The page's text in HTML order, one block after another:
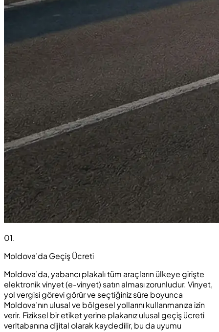
01.
Moldova’da Geçiş Ücreti
Moldova’da, yabancı plakalı tüm araçların ülkeye girişte
elektronik vinyet (e-vinyet) satın alması zorunludur. Vinyet,
yol vergisi görevi görür ve seçtiğiniz süre boyunca
Moldova’nın ulusal ve bölgesel yollarını kullanmanıza izin
verir. Fiziksel bir etiket yerine plakanız ulusal geçiş ücreti
veritabanına dijital olarak kaydedilir, bu da uyumu